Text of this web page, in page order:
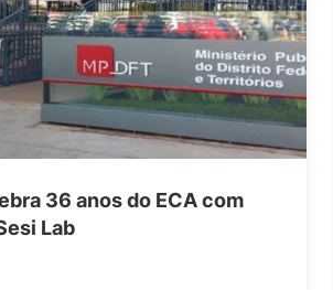
36 anos do ECA com
Lab